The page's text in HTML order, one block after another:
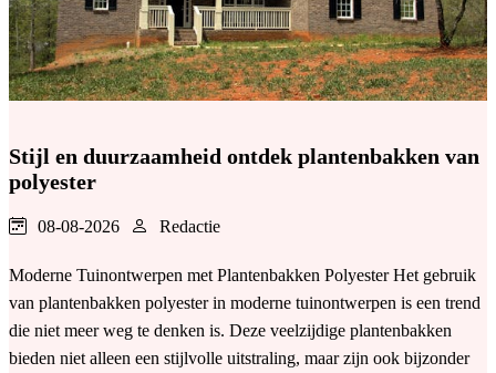
Stijl en duurzaamheid ontdek plantenbakken van
polyester
08-08-2026 Redactie
Moderne Tuinontwerpen met Plantenbakken Polyester Het gebruik
van plantenbakken polyester in moderne tuinontwerpen is een trend
die niet meer weg te denken is. Deze veelzijdige plantenbakken
bieden niet alleen een stijlvolle uitstraling, maar zijn ook bijzonder